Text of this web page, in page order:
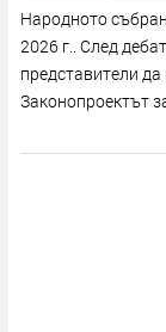
Народното
2026 г.. След
представители
Законопроектът